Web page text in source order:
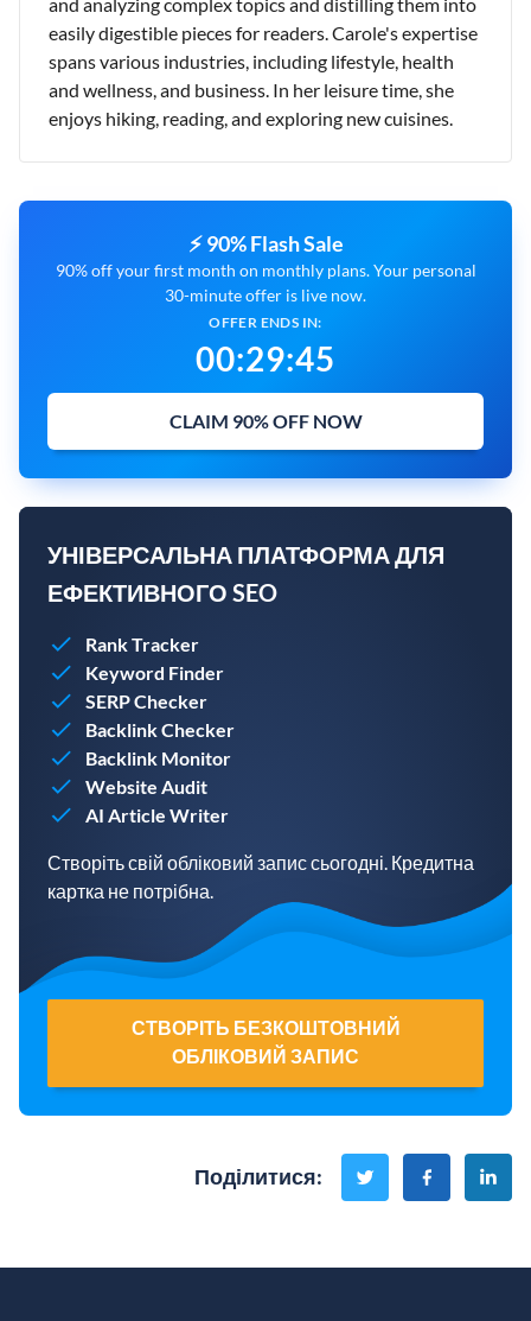
easily digestible pieces for readers. Carole's expertise
spans various industries, including lifestyle, health
and wellness, and business. In her leisure time, she
enjoys hiking, reading, and exploring new cuisines.
⚡ 90% Flash Sale
90% off your first month on monthly plans. Your personal
30-minute offer is live now.
OFFER ENDS IN:
00:29:43
CLAIM 90% OFF NOW
УНІВЕРСАЛЬНА ПЛАТФОРМА ДЛЯ
ЕФЕКТИВНОГО SEO
Rank Tracker
Keyword Finder
SERP Checker
Backlink Checker
Backlink Monitor
Website Audit
AI Article Writer
Створіть свій обліковий запис сьогодні. Кредитна
картка не потрібна.
СТВОРІТЬ БЕЗКОШТОВНИЙ
ОБЛІКОВИЙ ЗАПИС
Поділитися: